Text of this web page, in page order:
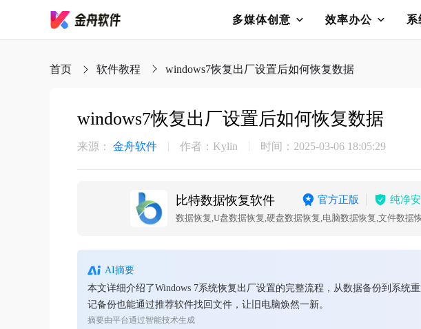
多媒体创意 效率办公 系
首页 软件教程 windows7恢复出厂设置后如何恢复数据
windows7恢复出厂设置后如何恢复数据
来源： 金舟软件 作者：Kylin 时间：2025-03-06 18:05:29
比特数据恢复软件 官方正版 纯净
AI摘要
本文详细介绍了Windows 7系统恢复出厂设置的完整流程，从数据备份到系
记备份也能通过推荐软件找回文件，让旧电脑焕然一新。
摘要由平台通过智能技术生成